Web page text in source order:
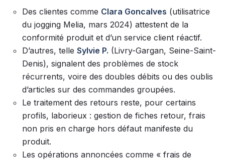
Des clientes comme Clara Goncalves (utilisatrice
du jogging Melia, mars 2024) attestent de la
conformité produit et d’un service client réactif.
D’autres, telle Sylvie P. (Livry-Gargan, Seine-Saint-
Denis), signalent des problèmes de stock
récurrents, voire des doubles débits ou des oublis
d’articles sur des commandes groupées.
Le traitement des retours reste, pour certains
profils, laborieux : gestion de fiches retour, frais
non pris en charge hors défaut manifeste du
produit.
Les opérations annoncées comme « frais de